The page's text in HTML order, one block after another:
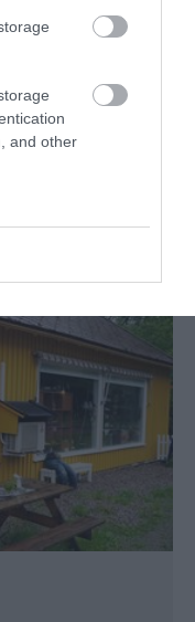
and other
Fritid –
i
av
og fiskeguide i